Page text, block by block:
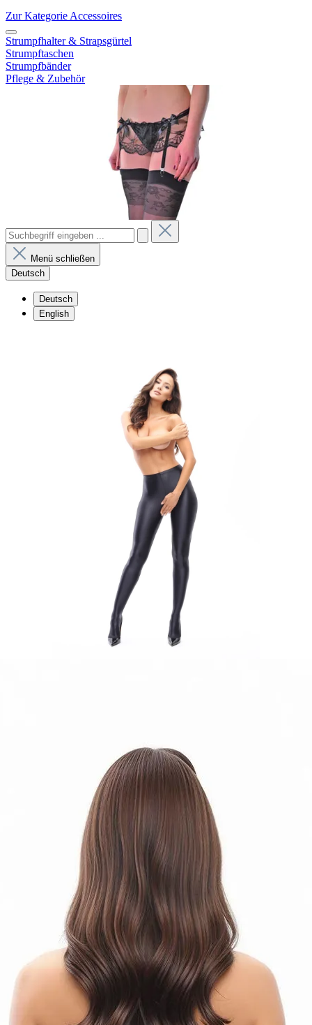
Zur Kategorie Accessoires
Strumpfhalter & Strapsgürtel
Strumpftaschen
Strumpfbänder
Pflege & Zubehör
Menü schließen
Deutsch
Deutsch
English